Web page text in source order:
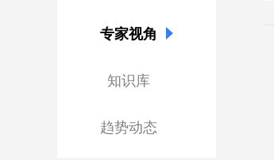
专家视角
知识库
趋势动态